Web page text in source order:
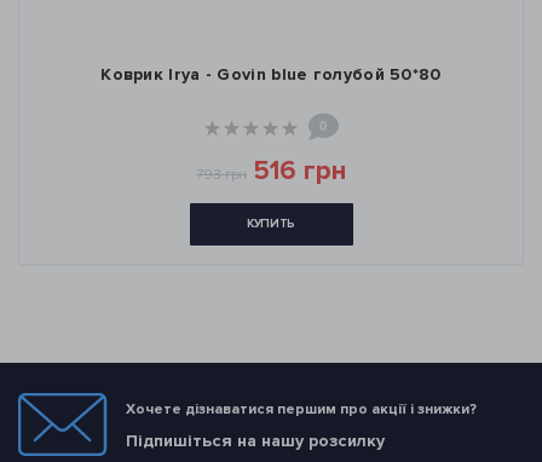
Коврик Irya - Govin blue голубой 50*80
0
793 грн 516 грн
КУПИТЬ
Хочете дізнаватися першим про акції і знижки?
Підпишіться на нашу розсилку